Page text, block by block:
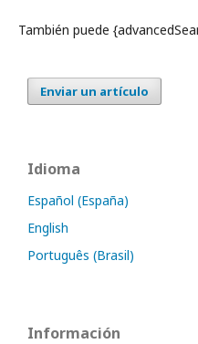
También puede
Enviar un artículo
Idioma
Español (España)
English
Português (Brasil)
Información